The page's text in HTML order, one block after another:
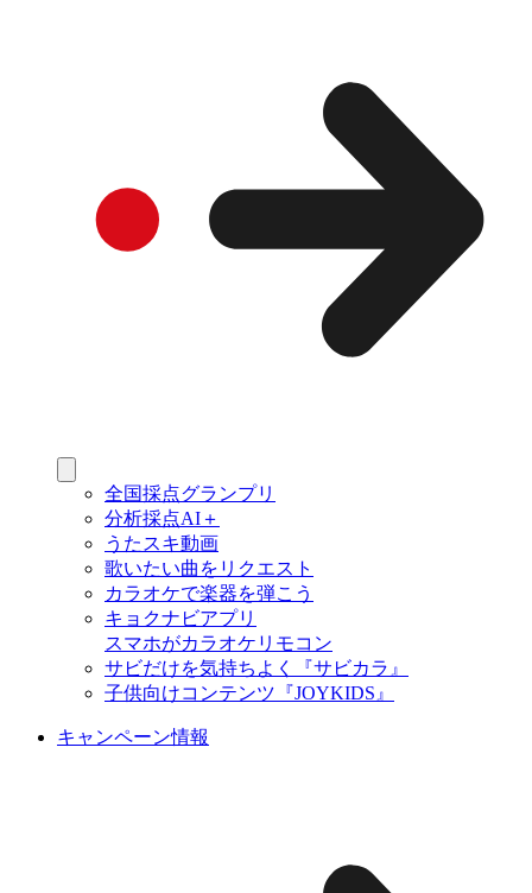
全国採点グランプリ
分析採点AI＋
うたスキ動画
歌いたい曲をリクエスト
カラオケで楽器を弾こう
キョクナビアプリ
スマホがカラオケリモコン
サビだけを気持ちよく『サビカラ』
子供向けコンテンツ『JOYKIDS』
キャンペーン情報